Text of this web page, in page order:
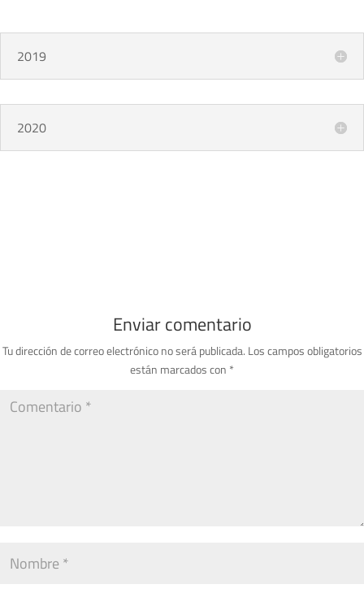
2019
2020
Enviar comentario
Tu dirección de correo electrónico no será publicada. Los campos obligatorios
están marcados con *